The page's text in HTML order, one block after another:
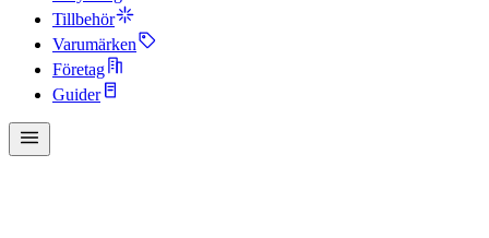
Tillbehör
Varumärken
Företag
Guider